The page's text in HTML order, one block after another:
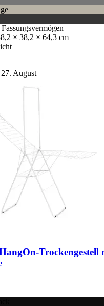
× 38,2 × 64,3 cm
August
​Trockengestell